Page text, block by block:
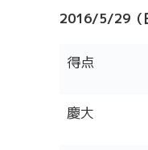
2016/5/29
得点
慶大